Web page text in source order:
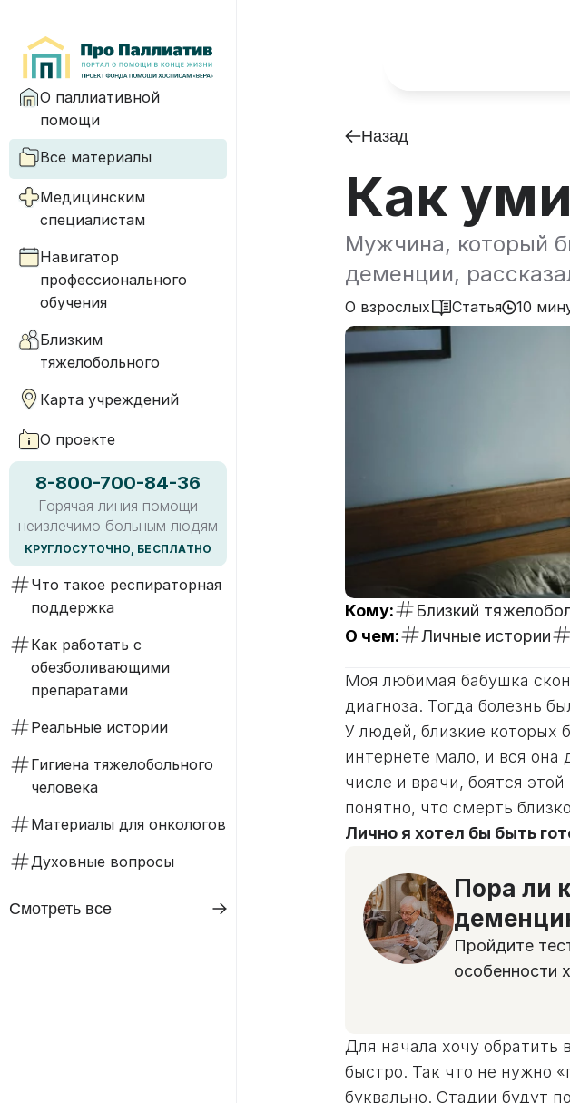
О паллиативной
помощи
Все материалы
Медицинским
специалистам
Навигатор
профессионального
обучения
Близким
тяжелобольного
Карта учреждений
О проекте
8-800-700-84-36
Горячая линия помощи
неизлечимо больным людям
КРУГЛОСУТОЧНО, БЕСПЛАТНО
Что такое респираторная
поддержка
Как работать с
обезболивающими
препаратами
Реальные истории
Гигиена тяжелобольного
человека
Материалы для онкологов
Духовные вопросы
Смотреть все
Назад
Как
Мужчина, который
деменции,
О взрослых Статья 10
Кому:
Близкий
О чем:
Личные истории
Моя любимая бабушка
диагноза. Тогда болезнь
У людей, близкие которых
интернете мало, и вся она
числе и врачи, боятся
понятно, что смерть
Лично я хотел бы быть
Пора ли
Пройдите
особенности
Для начала хочу
быстро. Так что не нужно
буквально. Стадии будут